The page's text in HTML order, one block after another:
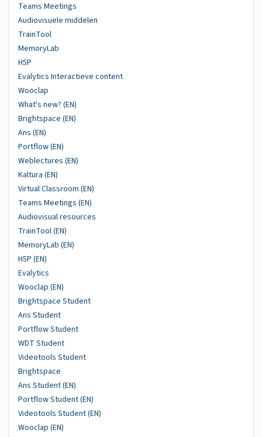
Teams Meetings
Audiovisuele middelen
TrainTool
MemoryLab
H5P
Evalytics Interactieve content
Wooclap
What's new? (EN)
Brightspace (EN)
Ans (EN)
Portflow (EN)
Weblectures (EN)
Kaltura (EN)
Virtual Classroom (EN)
Teams Meetings (EN)
Audiovisual resources
TrainTool (EN)
MemoryLab (EN)
H5P (EN)
Evalytics
Wooclap (EN)
Brightspace Student
Ans Student
Portflow Student
WDT Student
Videotools Student
Brightspace
Ans Student (EN)
Portflow Student (EN)
Videotools Student (EN)
Wooclap (EN)